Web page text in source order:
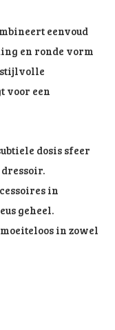
eenvoud
en ronde vorm
stijlvolle
voor een
dosis sfeer
in
geheel.
in zowel